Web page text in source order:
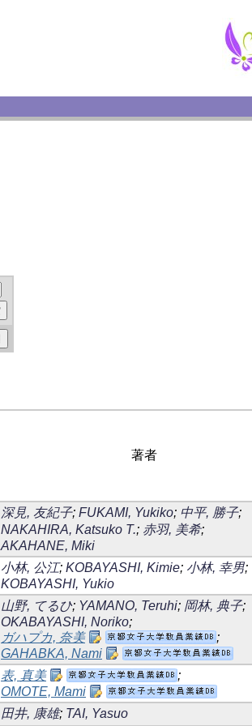
著者
深見, 友紀子; FUKAMI, Yukiko; 中平, 勝子;
NAKAHIRA, Katsuko T.; 赤羽, 美希;
AKAHANE, Miki
小林, 公江; KOBAYASHI, Kimie; 小林, 幸男;
KOBAYASHI, Yukio
山野, てるひ; YAMANO, Teruhi; 岡林, 典子;
OKABAYASHI, Noriko;
ガハプカ, 奈美
;
GAHABKA, Nami
表, 真美
;
OMOTE, Mami
田井, 康雄; TAI, Yasuo